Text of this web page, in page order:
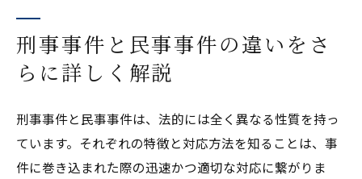
刑事事件と民事事件の違いをさ
らに詳しく解説
刑事事件と民事事件は、法的には全く異なる性質を持っ
ています。それぞれの特徴と対応方法を知ることは、事
件に巻き込まれた際の迅速かつ適切な対応に繋がりま